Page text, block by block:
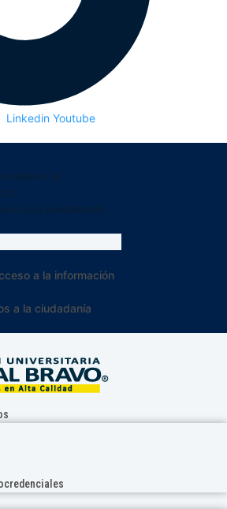
Linkedin Youtube
a la información
a la ciudadanía